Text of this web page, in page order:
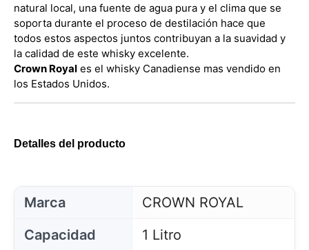
natural local, una fuente de agua pura y el clima que se
soporta durante el proceso de destilación hace que
todos estos aspectos juntos contribuyan a la suavidad y
la calidad de este whisky excelente.
Crown Royal es el whisky Canadiense mas vendido en
los Estados Unidos.
Detalles del producto
Marca
CROWN ROYAL
Capacidad
1 Litro